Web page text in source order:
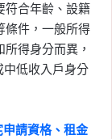
符合年齡、設籍
條件，一般所得
得身分而異，
中低收入戶身分
請資格、租金